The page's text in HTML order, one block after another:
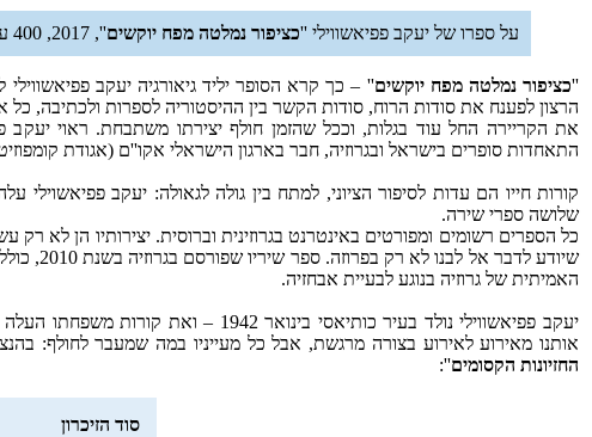
על ספרו של יעקב פפיאשווילי ''כציפור נמלטה מפח יוקשים'', 2017, 400 עמודים.
''כציפור נמלטה מפח יוקשים'' – כך קרא הסופר יליד גיאורגיה יעקב
הרצון לפענח את סודות הרוח, סודות הקשר בין ההיסטוריה לספרות ולכתיבה, כל
את הקריירה החל עוד בגלות, וככל שהזמן חולף יצירתו משתבחת. ראוי יעקב
התאחדות סופרים בישראל ובגרוזיה, חבר בארגון הישראלי אקו''ם (אגודת
שלושה ספרי שירה.
כל הספרים רשומים ומפורטים באינטרנט בגרוזינית וברוסית. יצירותיו הן לא רק
שיודע
האמיתית של גרוזיה בנוגע לבעיית אבחזיה.
יעקב פפיאשווילי נולד בעיר כותיאסי
אותנו מאירוע לאירוע בצורה מרגשת, אבל כל מעייניו במה שמעבר לחולף:
החזיונות הקסומים'':
סוד הזיכרון